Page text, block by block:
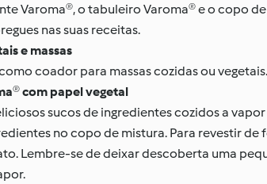
Varoma®, o tabuleiro Varoma® e o copo
nas suas receitas.
e massas
coador para massas cozidas ou vegetais.
com papel vegetal
sucos de ingredientes cozidos a
no copo de mistura. Para revestir
Lembre-se de deixar descoberta uma